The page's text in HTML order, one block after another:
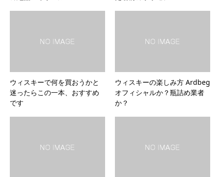
ウィスキーで何を買おうかと
迷ったらこの一本、おすすめ
です
ウィスキーの楽しみ方 Ardbeg
オフィシャルか？瓶詰め業者
か？